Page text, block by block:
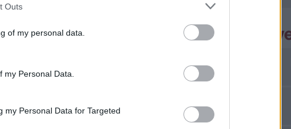
Outs
of my personal data.
Personal Data.
my Personal Data for Targeted
Prossime partite
25/09
28/09